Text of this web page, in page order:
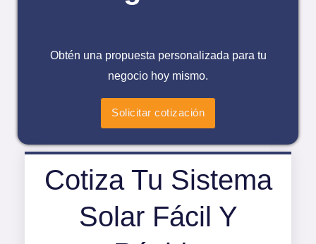
Obtén una propuesta personalizada para tu
negocio hoy mismo.
Solicitar cotización
Cotiza Tu Sistema
Solar Fácil Y